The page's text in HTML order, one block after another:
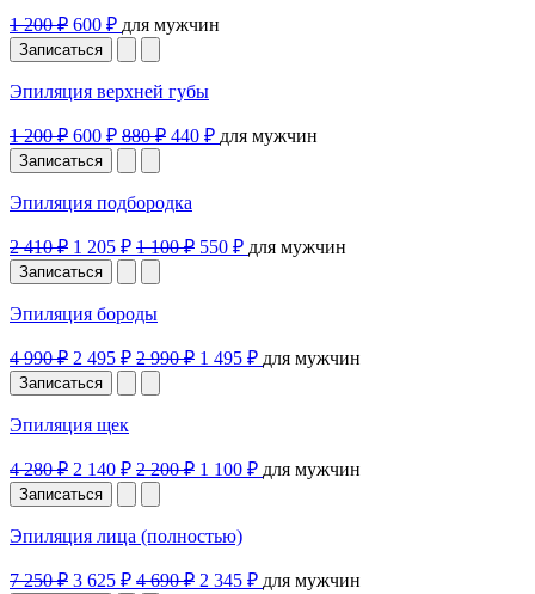
1 200 ₽ 600 ₽ для мужчин
Записаться
Эпиляция верхней губы
1 200 ₽ 600 ₽ 880 ₽ 440 ₽ для мужчин
Записаться
Эпиляция подбородка
2 410 ₽ 1 205 ₽ 1 100 ₽ 550 ₽ для мужчин
Записаться
Эпиляция бороды
4 990 ₽ 2 495 ₽ 2 990 ₽ 1 495 ₽ для мужчин
Записаться
Эпиляция щек
4 280 ₽ 2 140 ₽ 2 200 ₽ 1 100 ₽ для мужчин
Записаться
Эпиляция лица (полностью)
7 250 ₽ 3 625 ₽ 4 690 ₽ 2 345 ₽ для мужчин